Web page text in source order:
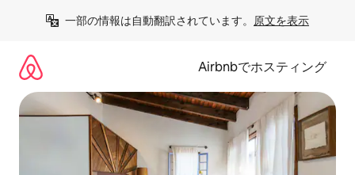
一部の情報は自動翻訳されています。 原文を表示
Airbnbでホスティング